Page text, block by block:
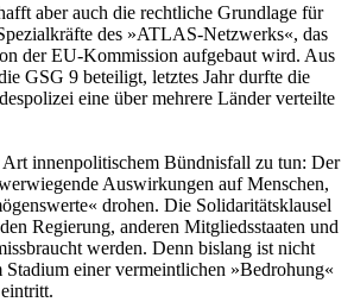
aber auch die rechtliche Grundlage für
des »ATLAS-Netzwerks«, das
der EU-Kommission aufgebaut wird. Aus
GSG 9 beteiligt, letztes Jahr durfte die
eine über mehrere Länder verteilte
Art innenpolitischem Bündnisfall zu tun: Der
Auswirkungen auf Menschen,
drohen. Die Solidaritätsklausel
Regierung, anderen Mitgliedsstaaten und
werden. Denn bislang ist nicht
Stadium einer vermeintlichen »Bedrohung«